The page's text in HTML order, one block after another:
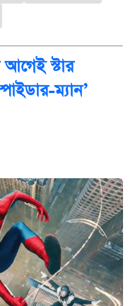
স্টার
ম্যান’